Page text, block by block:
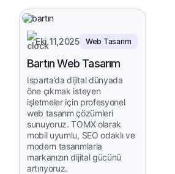
Eki 11,2025 Web Tasarım
Bartın Web Tasarım
Isparta’da dijital dünyada
öne çıkmak isteyen
işletmeler için profesyonel
web tasarım çözümleri
sunuyoruz. TOMX olarak
mobil uyumlu, SEO odaklı ve
modern tasarımlarla
markanızın dijital gücünü
artırıyoruz.